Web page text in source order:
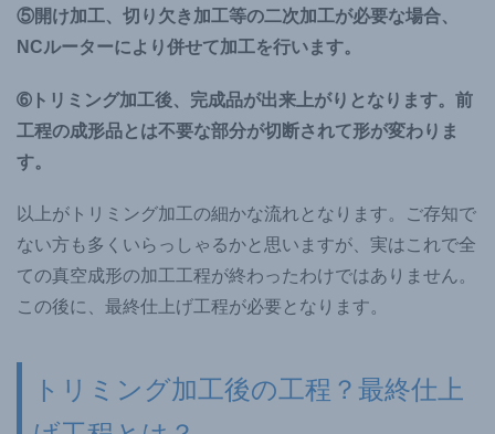
⑤開け加工、切り欠き加工等の二次加工が必要な場合、
NCルーターにより併せて加工を行います。
➅トリミング加工後、完成品が出来上がりとなります。前
工程の成形品とは不要な部分が切断されて形が変わりま
す。
以上がトリミング加工の細かな流れとなります。ご存知で
ない方も多くいらっしゃるかと思いますが、実はこれで全
ての真空成形の加工工程が終わったわけではありません。
この後に、最終仕上げ工程が必要となります。
トリミング加工後の工程？最終仕上